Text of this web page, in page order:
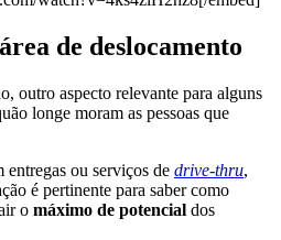
de deslocamento
outro aspecto relevante para alguns
longe moram as pessoas que
entregas ou serviços de drive-thru,
é pertinente para saber como
o máximo de potencial dos